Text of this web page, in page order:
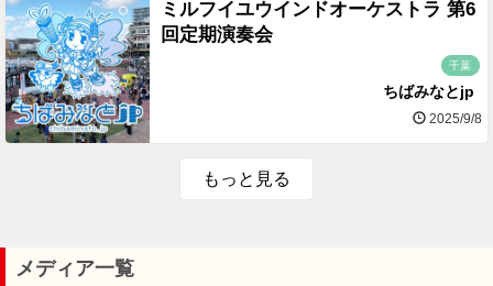
ミルフイユウインドオーケストラ 第6
回定期演奏会
千葉
ちばみなとjp
2025/9/8
もっと見る
メディア一覧